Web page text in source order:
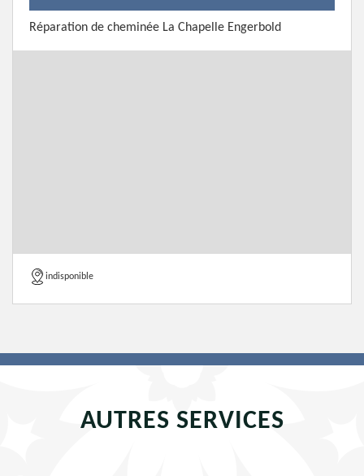
Réparation de cheminée La Chapelle Engerbold
indisponible
AUTRES SERVICES